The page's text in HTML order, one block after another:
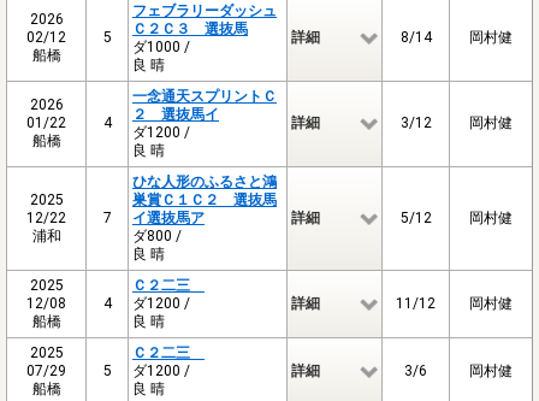
2026
02/12
船橋
5
フェブラリーダッシュ
Ｃ２Ｃ３ 選抜馬
ダ1000 /
良 晴
詳細 8/14 岡村健
2026
01/22
船橋
4
一念通天スプリントＣ
２ 選抜馬イ
ダ1200 /
良 晴
詳細 3/12 岡村健
2025
12/22
浦和
7
ひな人形のふるさと鴻
巣賞Ｃ１Ｃ２ 選抜馬
イ選抜馬ア
ダ800 /
良 晴
詳細 5/12 岡村健
2025
12/08
船橋
4
Ｃ２二三
ダ1200 /
良 晴
詳細 11/12 岡村健
2025
07/29
船橋
5
Ｃ２二三
ダ1200 /
良 晴
詳細 3/6 岡村健